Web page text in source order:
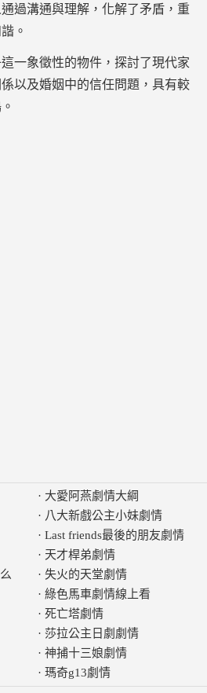
過溝通與理解，化解了矛盾，重
。
一象徵性的物件，探討了現代家
以及婚姻中的信任問題，具有較
· 大愛阿燕劇情大綱
· 八大新戲公主小妹劇情
· Last friends最後的朋友劇情
· 天才桿弟劇情
· 失火的天堂劇情
· 綠色馬車劇情線上看
· 死亡塔劇情
· 莎拉公主日劇劇情
· 神捕十三娘劇情
· 瑪奇g13劇情